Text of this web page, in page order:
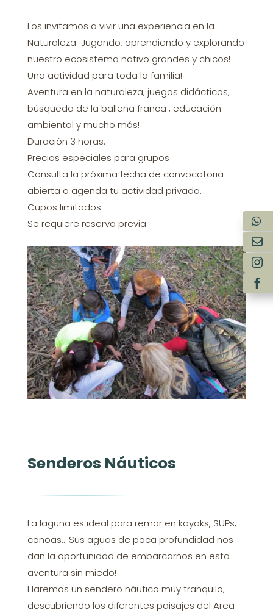
Los invitamos a vivir una experiencia en la
Naturaleza Jugando, aprendiendo y explorando
nuestro ecosistema nativo grandes y chicos!
Una actividad para toda la familia!
Aventura en la naturaleza, juegos didácticos,
búsqueda de la ballena franca , educación
ambiental y mucho más!
Duración 3 horas.
Precios especiales para grupos
Consulta la próxima fecha de convocatoria
abierta o agenda tu actividad privada.
Cupos limitados.
Se requiere reserva previa.
Senderos Náuticos
La laguna es ideal para remar en kayaks, SUPs,
canoas… Sus aguas de poca profundidad nos
dan la oportunidad de embarcarnos en esta
aventura sin miedo!
Haremos un sendero náutico muy tranquilo,
descubriendo los diferentes paisajes del Area